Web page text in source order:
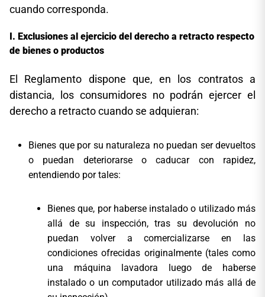
cuando corresponda.
Exclusiones al ejercicio del derecho a retracto respecto
de bienes o productos
El Reglamento dispone que, en los contratos a
distancia, los consumidores no podrán ejercer el
derecho a retracto cuando se adquieran:
Bienes que por su naturaleza no puedan ser devueltos
o puedan deteriorarse o caducar con rapidez,
entendiendo por tales:
Bienes que, por haberse instalado o utilizado más
allá de su inspección, tras su devolución no
puedan volver a comercializarse en las
condiciones ofrecidas originalmente (tales como
una máquina lavadora luego de haberse
instalado o un computador utilizado más allá de